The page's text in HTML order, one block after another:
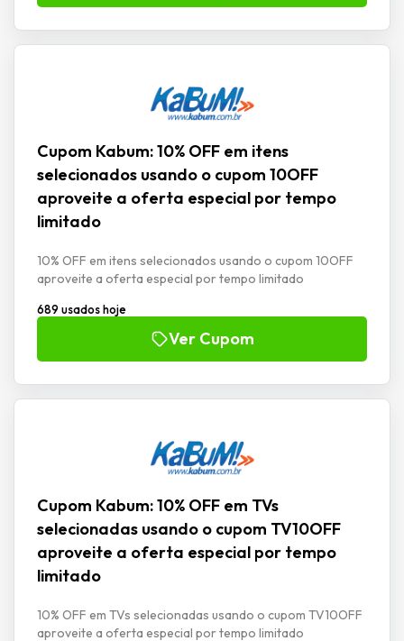
Cupom Kabum: 10% OFF em itens
selecionados usando o cupom 10OFF
aproveite a oferta especial por tempo
limitado
10% OFF em itens selecionados usando o cupom 10OFF
aproveite a oferta especial por tempo limitado
689 usados hoje
Ver Cupom
Cupom Kabum: 10% OFF em TVs
selecionadas usando o cupom TV10OFF
aproveite a oferta especial por tempo
limitado
10% OFF em TVs selecionadas usando o cupom TV10OFF
aproveite a oferta especial por tempo limitado